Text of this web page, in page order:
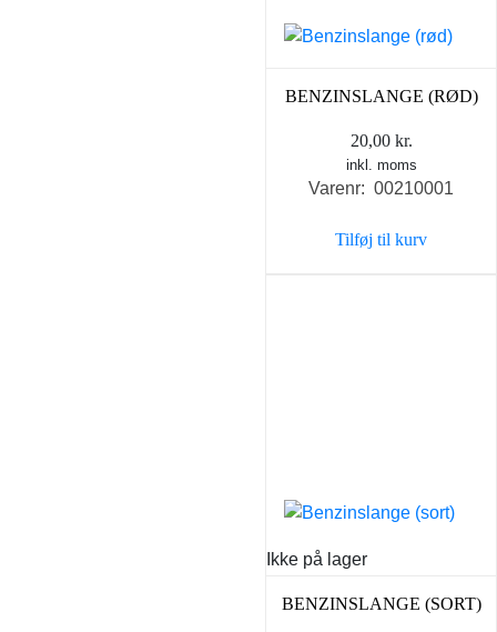
BENZINSLANGE (RØD)
20,00 kr.
inkl. moms
Varenr: 00210001
Tilføj til kurv
Ikke på lager
BENZINSLANGE (SORT)